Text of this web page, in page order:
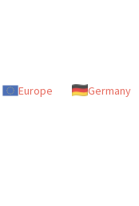
Europe Germany